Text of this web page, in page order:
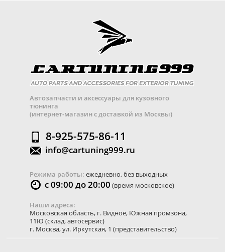
Автозапчасти и аксессуары для кузовного
тюнинга
(интернет-магазин с доставкой из Москвы)
8-925-575-86-11
info@cartuning999.ru
Режима работы: ежедневно, без выходных
с 09:00 до 20:00 (время московское)
Наши адреса:
Московская область, г. Видное, Южная промзона,
11Ю (склад, автосервис)
г. Москва,ул. Иркутская, 1 (представительство)